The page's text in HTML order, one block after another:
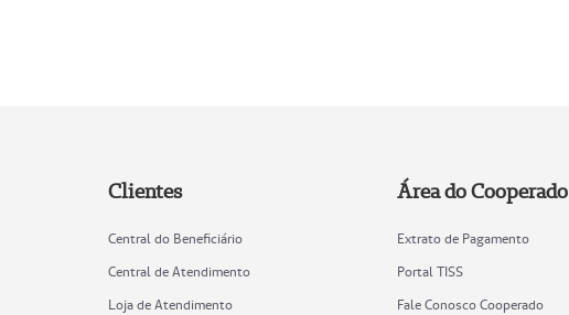
Clientes
Central do Beneficiário
Central de Atendimento
Loja de Atendimento
Área do Cooperado
Extrato de Pagamento
Portal TISS
Fale Conosco Cooperado